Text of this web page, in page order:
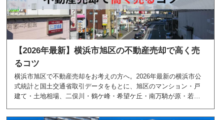
【2026年最新】横浜市旭区の不動産売却で高く売
るコツ
横浜市旭区で不動産売却をお考えの方へ。2026年最新の横浜市公
式統計と国土交通省取引データをもとに、旭区のマンション・戸
建て・土地相場、二俣川・鶴ケ峰・希望ケ丘・南万騎が原・若葉
動産が解説します。